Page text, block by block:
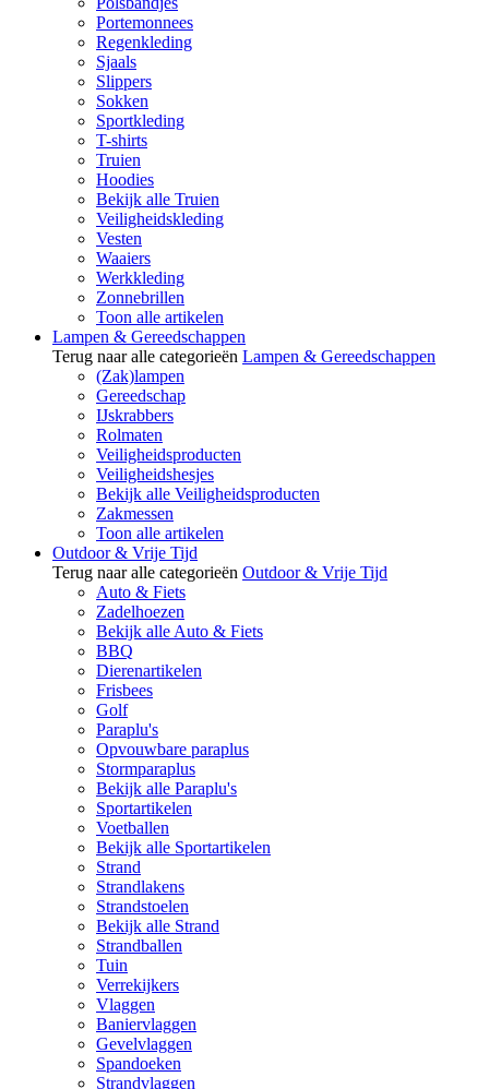
Portemonnees
Regenkleding
Sjaals
Slippers
Sokken
Sportkleding
T-shirts
Truien
Hoodies
Bekijk alle Truien
Veiligheidskleding
Vesten
Waaiers
Werkkleding
Zonnebrillen
Toon alle artikelen
Lampen & Gereedschappen
Terug naar alle categorieën Lampen & Gereedschappen
(Zak)lampen
Gereedschap
IJskrabbers
Rolmaten
Veiligheidsproducten
Veiligheidshesjes
Bekijk alle Veiligheidsproducten
Zakmessen
Toon alle artikelen
Outdoor & Vrije Tijd
Terug naar alle categorieën Outdoor & Vrije Tijd
Auto & Fiets
Zadelhoezen
Bekijk alle Auto & Fiets
BBQ
Dierenartikelen
Frisbees
Golf
Paraplu's
Opvouwbare paraplus
Stormparaplus
Bekijk alle Paraplu's
Sportartikelen
Voetballen
Bekijk alle Sportartikelen
Strand
Strandlakens
Strandstoelen
Bekijk alle Strand
Strandballen
Tuin
Verrekijkers
Vlaggen
Baniervlaggen
Gevelvlaggen
Spandoeken
Strandvlaggen